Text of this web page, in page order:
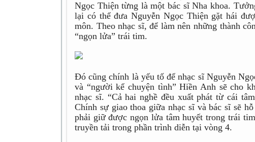
Ngọc Thiện từng là một bác sĩ Nha khoa.
lại có thể đưa Nguyễn Ngọc Thiện gặt hái
môn. Theo nhạc sĩ, để làm nên những thành
“ngọn lửa” trái tim.
Đó cũng chính là yếu tố để nhạc sĩ Nguyễn
và “người kể chuyện tình” Hiền Anh sẽ cho
nhạc sĩ. “Cả hai nghề đều xuất phát từ cái
Chính sự giao thoa giữa nhạc sĩ và bác sĩ sẽ
phải giữ được ngọn lửa tâm huyết trong trái
truyền tải trong phần trình diễn tại vòng 4.